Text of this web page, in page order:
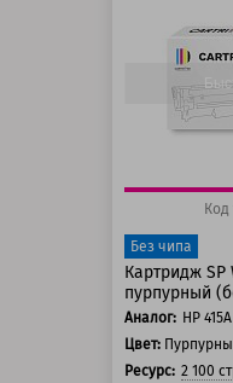
125 баллов
150 баллов
Код
Без чипа
Картридж SP
пурпурный
Аналог: HP
Цвет:
Ресурс: 2 100